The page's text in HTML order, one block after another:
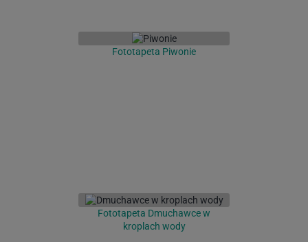
Fototapeta Piwonie
Fototapeta Dmuchawce w
kroplach wody